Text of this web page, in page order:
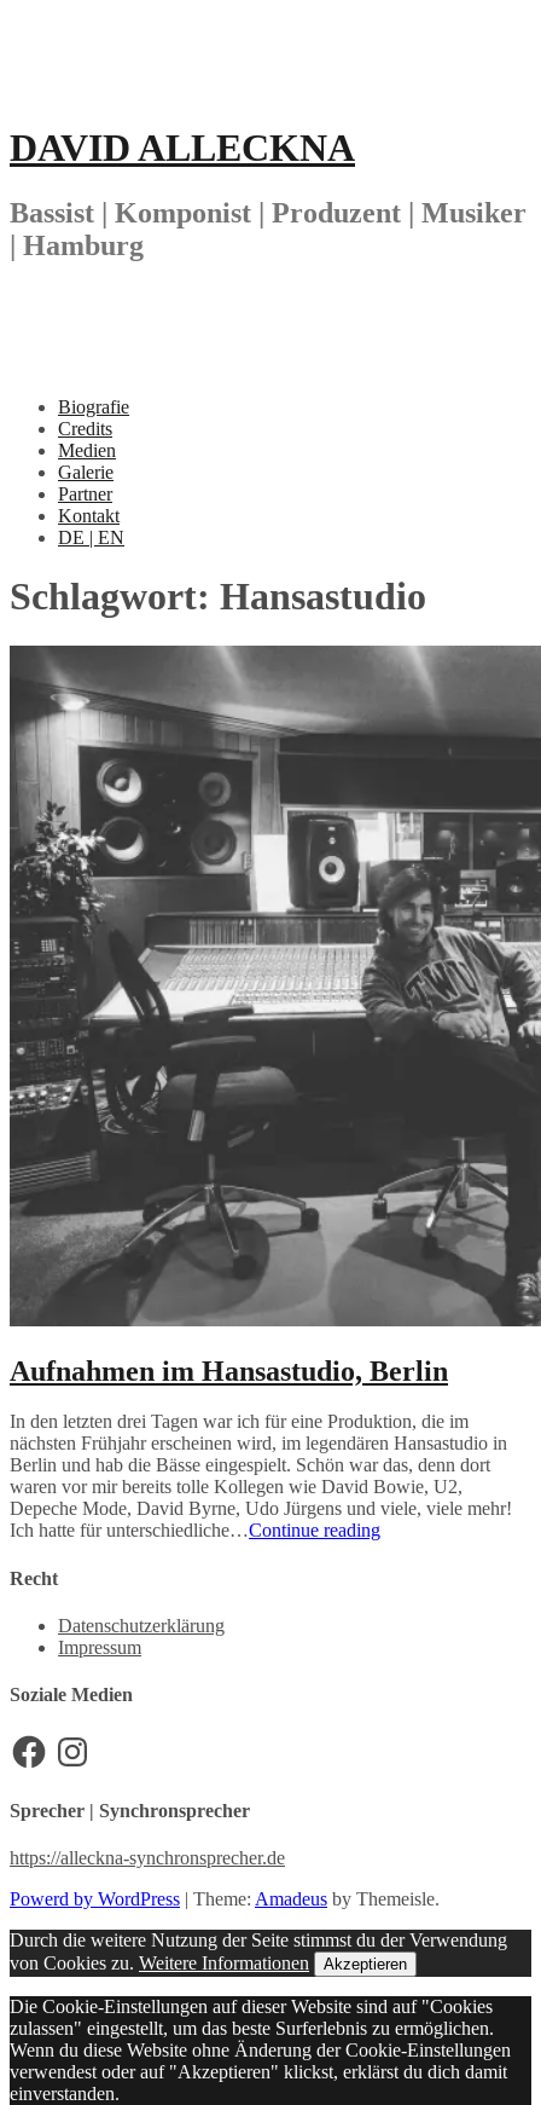
DAVID ALLECKNA
Bassist | Komponist | Produzent | Musiker
| Hamburg
Biografie
Credits
Medien
Galerie
Partner
Kontakt
DE | EN
Schlagwort: Hansastudio
Aufnahmen im Hansastudio, Berlin
In den letzten drei Tagen war ich für eine Produktion, die im
nächsten Frühjahr erscheinen wird, im legendären Hansastudio in
Berlin und hab die Bässe eingespielt. Schön war das, denn dort
waren vor mir bereits tolle Kollegen wie David Bowie, U2,
Depeche Mode, David Byrne, Udo Jürgens und viele, viele mehr!
Ich hatte für unterschiedliche…Continue readingAufnahmen
Recht
Datenschutzerklärung
Impressum
Soziale Medien
FacebookInstagram
Sprecher | Synchronsprecher
https://alleckna-synchronsprecher.de
Powerd by WordPress | Theme: Amadeus by Themeisle.
Durch die weitere Nutzung der Seite stimmst du der Verwendung
von Cookies zu. Weitere Informationen Akzeptieren
Die Cookie-Einstellungen auf dieser Website sind auf "Cookies
zulassen" eingestellt, um das beste Surferlebnis zu ermöglichen.
Wenn du diese Website ohne Änderung der Cookie-Einstellungen
verwendest oder auf "Akzeptieren" klickst, erklärst du dich damit
einverstanden.